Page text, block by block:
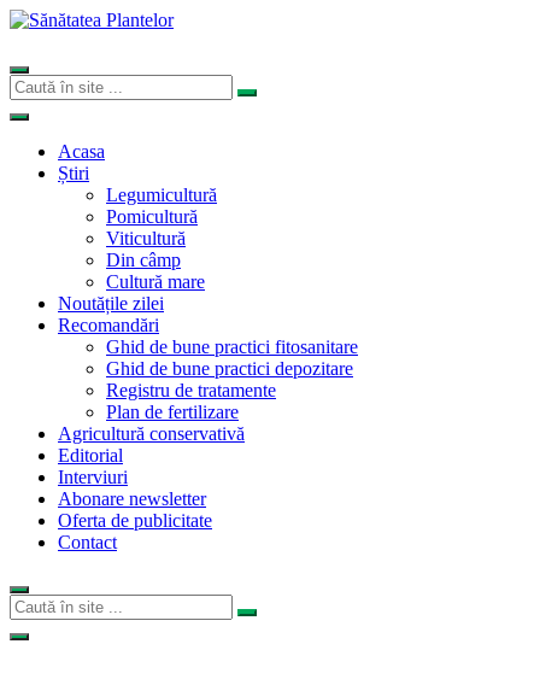
Acasa
Știri
Legumicultură
Pomicultură
Viticultură
Din câmp
Cultură mare
Noutățile zilei
Recomandări
Ghid de bune practici fitosanitare
Ghid de bune practici depozitare
Registru de tratamente
Plan de fertilizare
Agricultură conservativă
Editorial
Interviuri
Abonare newsletter
Oferta de publicitate
Contact